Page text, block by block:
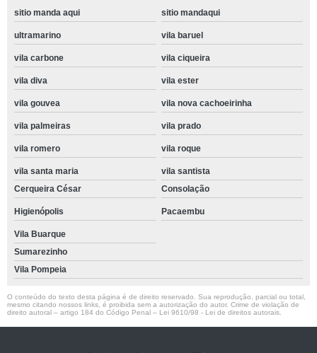
sitio manda aqui sitio mandaqui
ultramarino vila baruel
vila carbone vila ciqueira
vila diva vila ester
vila gouvea vila nova cachoeirinha
vila palmeiras vila prado
vila romero vila roque
vila santa maria
vila santista
Cerqueira César
Consolação
Higienópolis Pacaembu
Vila Buarque
Sumarezinho
Vila Pompeia
O conteúdo do texto desta página é de direito reservado. Sua reprodução, parcial ou total,
mesmo citando nossos links, é proibida sem a autorização do autor. Crime de violação de
direito autoral – artigo 184 do Código Penal – Lei 9610/98 - Lei de direitos autorais